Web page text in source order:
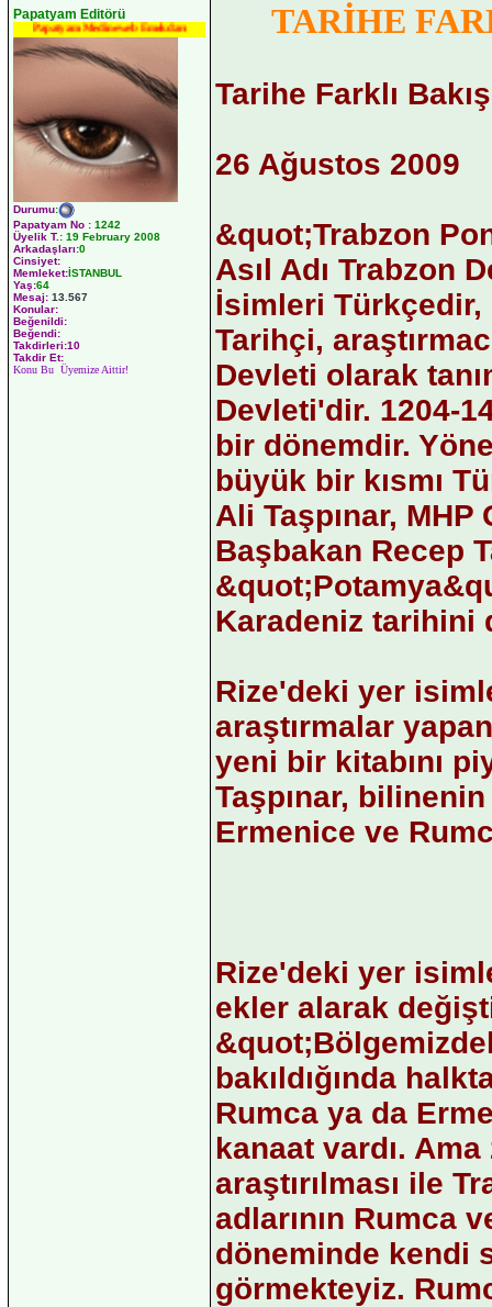
Papatyam Editörü
Papatyam Medineweb Emekdarı
Durumu:
Papatyam No : 1242
Üyelik T.: 19 February 2008
Arkadaşları:0
Cinsiyet:
Memleket:İSTANBUL
Yaş:64
Mesaj: 13.567
Konular:
Beğenildi:
Beğendi:
Takdirleri:10
Takdir Et:
Konu Bu Üyemize Aittir!
TARİHE
Tarihe Farklı
26 Ağustos 2009
&quot;Trabzon
Asıl Adı Trabzon
İsimleri Türkçedir,
Tarihçi,
Devleti olarak
Devleti'dir. 1204-
bir dönemdir.
büyük bir kısmı
Ali Taşpınar,
Başbakan Recep
Karadeniz tarihini
Rize'deki yer
araştırmalar
yeni bir kitabını
Taşpınar,
Ermenice ve
Rize'deki yer
ekler alarak
bakıldığında
Rumca ya da
kanaat vardı.
araştırılması ile
adlarının Rumca
döneminde kendi
görmekteyiz.